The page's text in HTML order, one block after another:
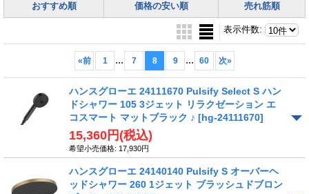
おすすめ順 価格の安い順 売れ筋順
表示件数:
«前 1 ... 7 8 9 ... 60 次»
ハンスグローエ 24111670 Pulsify Select S ハン
ドシャワー 105 3ジェット リラクゼーション エ
コスマート マットブラック ♪ [hg-24111670]
15,360円 (税込)
希望小売価格: 17,930円
ハンスグローエ 24140140 Pulsify S オーバーヘ
ッドシャワー 260 1ジェット ブラッシュドブロン